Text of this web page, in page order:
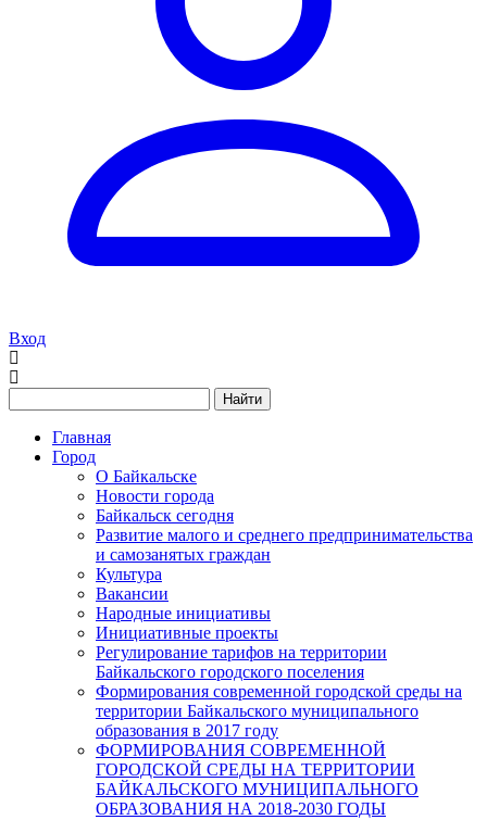
Вход
Найти
Главная
Город
О Байкальске
Новости города
Байкальск сегодня
Развитие малого и среднего предпринимательства
и самозанятых граждан
Культура
Вакансии
Народные инициативы
Инициативные проекты
Регулирование тарифов на территории
Байкальского городского поселения
Формирования современной городской среды на
территории Байкальского муниципального
образования в 2017 году
ФОРМИРОВАНИЯ СОВРЕМЕННОЙ
ГОРОДСКОЙ СРЕДЫ НА ТЕРРИТОРИИ
БАЙКАЛЬСКОГО МУНИЦИПАЛЬНОГО
ОБРАЗОВАНИЯ НА 2018-2030 ГОДЫ